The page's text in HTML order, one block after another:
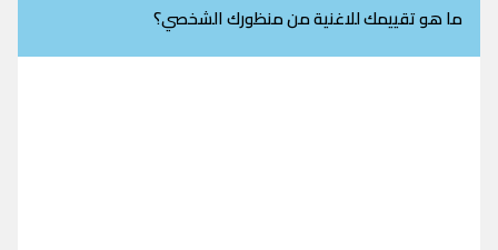
ما هو تقييمك للاغنية من منظورك الشخصي؟